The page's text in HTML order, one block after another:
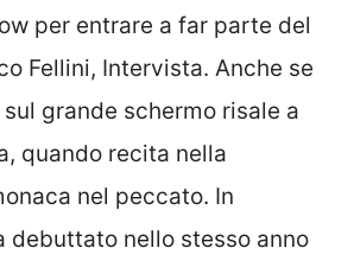
per entrare a far parte del
Fellini, Intervista. Anche se
grande schermo risale a
quando recita nella
nel peccato. In
debuttato nello stesso anno